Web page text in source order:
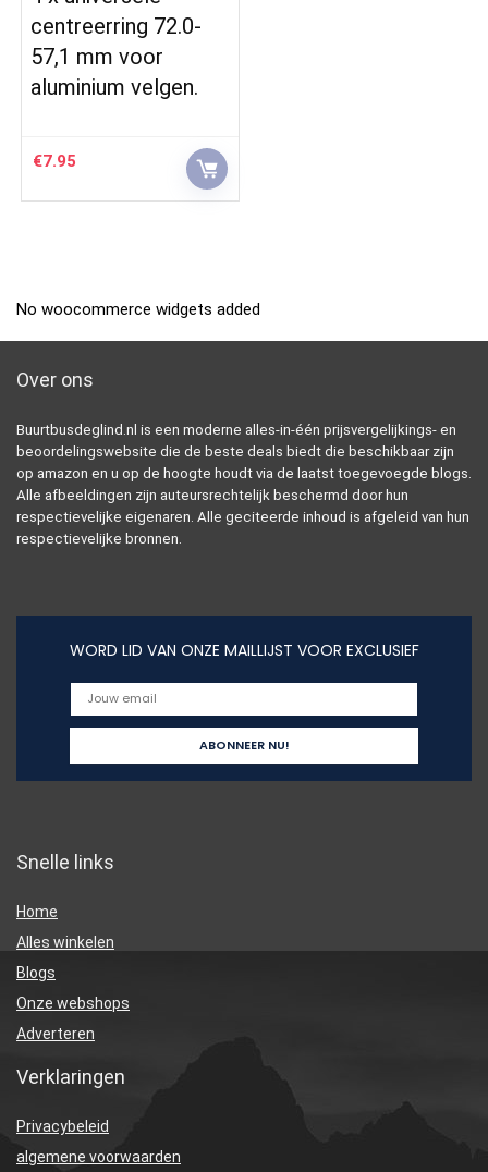
centreerring 72.0-
57,1 mm voor
aluminium velgen.
€7.95
No woocommerce widgets added
Over ons
Buurtbusdeglind.nl is een moderne alles-in-één prijsvergelijkings- en
beoordelingswebsite die de beste deals biedt die beschikbaar zijn
op amazon en u op de hoogte houdt via de laatst toegevoegde blogs.
Alle afbeeldingen zijn auteursrechtelijk beschermd door hun
respectievelijke eigenaren. Alle geciteerde inhoud is afgeleid van hun
respectievelijke bronnen.
WORD LID VAN ONZE MAILLIJST VOOR EXCLUSIEF
Snelle links
Home
Alles winkelen
Blogs
Onze webshops
Adverteren
Verklaringen
Privacybeleid
algemene voorwaarden